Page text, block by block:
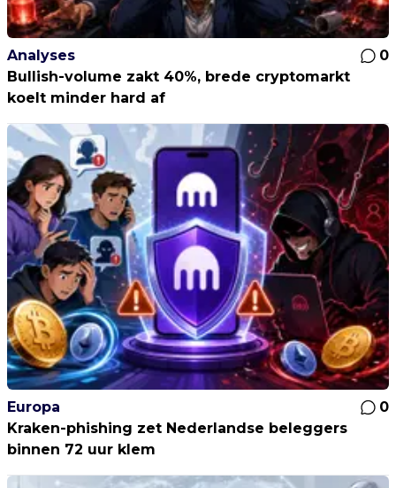
Analyses
0
Bullish-volume zakt 40%, brede cryptomarkt
koelt minder hard af
Europa
0
Kraken-phishing zet Nederlandse beleggers
binnen 72 uur klem